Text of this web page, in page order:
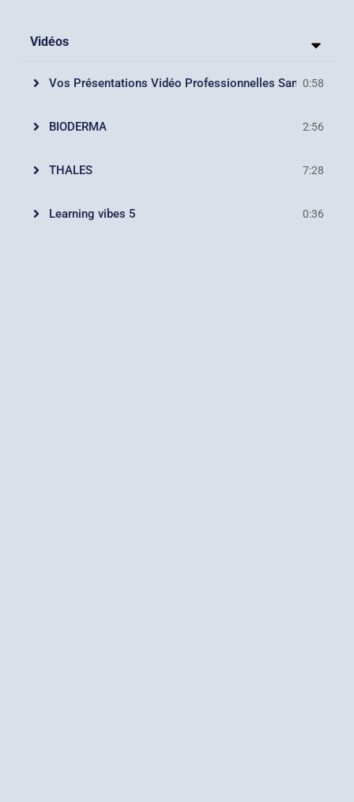
Vidéos
Vos Présentations Vidéo Professionnelles Sans Effort !
0:58
BIODERMA 2:56
THALES 7:28
Learning vibes 5 0:36